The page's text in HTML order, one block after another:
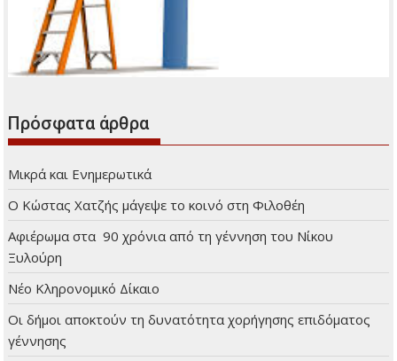
Πρόσφατα άρθρα
Μικρά και Ενημερωτικά
Ο Κώστας Χατζής μάγεψε το κοινό στη Φιλοθέη
Αφιέρωμα στα 90 χρόνια από τη γέννηση του Νίκου
Ξυλούρη
Νέο Κληρονομικό Δίκαιο
Οι δήμοι αποκτούν τη δυνατότητα χορήγησης επιδόματος
γέννησης